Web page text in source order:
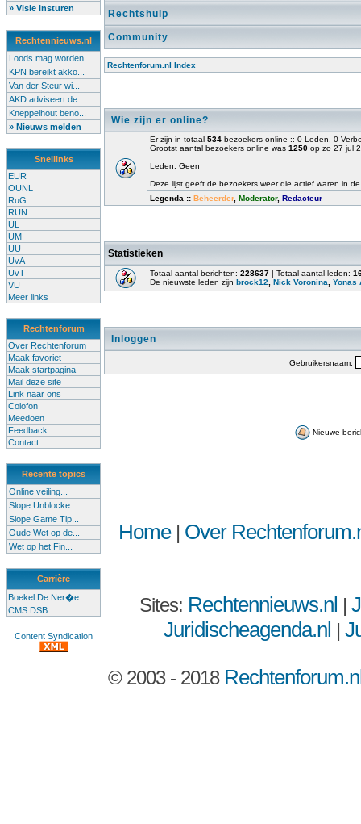
» Visie insturen
Rechtennieuws.nl
Loods mag worden...
KPN bereikt akko...
Van der Steur wi...
AKD adviseert de...
Kneppelhout beno...
» Nieuws melden
Snellinks
EUR
OUNL
RuG
RUN
UL
UM
UU
UvA
UvT
VU
Meer links
Rechtenforum
Over Rechtenforum
Maak favoriet
Maak startpagina
Mail deze site
Link naar ons
Colofon
Meedoen
Feedback
Contact
Recente topics
Online veiling...
Slope Unblocke...
Slope Game Tip...
Oude Wet op de...
Wet op het Fin...
Carrière
Boekel De Ner�e
CMS DSB
Content Syndication
Rechtshulp
Community
Rechtenforum.nl Index
Wie zijn er online?
Er zijn in totaal 534 bezoekers online :: 0 Leden, 0
Grootst aantal bezoekers online was 1250 op zo 27 jul
Leden: Geen
Deze lijst geeft de bezoekers weer die actief waren in
Legenda :: Beheerder, Moderator, Redacteur
Statistieken
Totaal aantal berichten: 228637 | Totaal aantal leden:
De nieuwste leden zijn brock12 Nick Voronina Yonas
Inloggen
Gebruikersnaam:
Nieuwe
Home| Over
Sites: Rechtennieuws.nl |
Juridischeagenda.nl |
© 2003 - 2018